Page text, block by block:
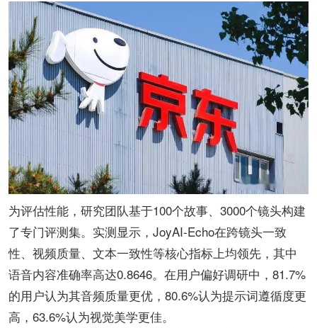
为评估性能，研究团队基于100个故事、3000个镜头构建
了专门评测集。实测显示，JoyAI-Echo在跨镜头一致
性、视频质量、文本一致性等核心指标上均领先，其中
语音内容准确率高达0.8646。在用户偏好调研中，81.7%
的用户认为其音频质量更优，80.6%认为提示词遵循度更
高，63.6%认为视觉美学更佳。